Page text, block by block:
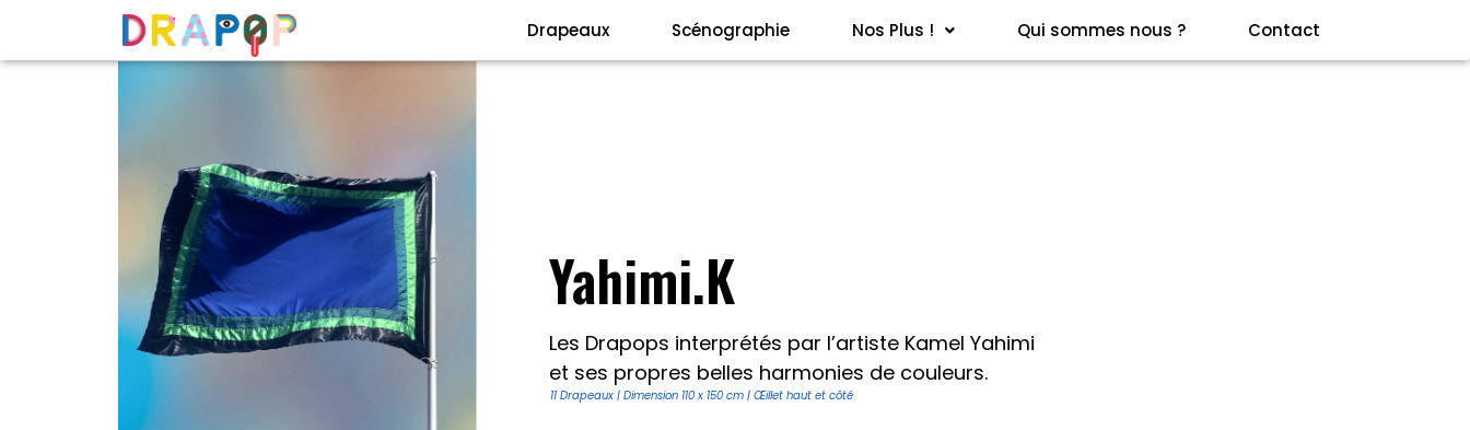
Drapeaux Scénographie Nos Plus ! Qui sommes nous ? Contact
Yahimi.K
Les Drapops interprétés par l’artiste Kamel Yahimi
et ses propres belles harmonies de couleurs.
11 Drapeaux | Dimension 110 x 150 cm | Œillet haut et côté